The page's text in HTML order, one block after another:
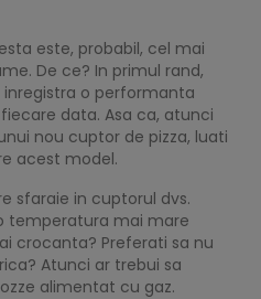
este, probabil, cel mai
De ce? In primul rand,
o performanta
data. Asa ca, atunci
nou cuptor de pizza, luati
acest model.
sfaraie in cuptorul dvs.
temperatura mai mare
crocanta? Preferati sa nu
Atunci ar trebui sa
alimentat cu gaz.